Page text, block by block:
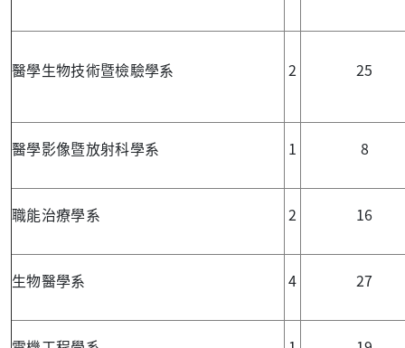
醫學生物技術暨檢驗學系 2 25
醫學影像暨放射科學系 1 8
職能治療學系 2 16
生物醫學系 4 27